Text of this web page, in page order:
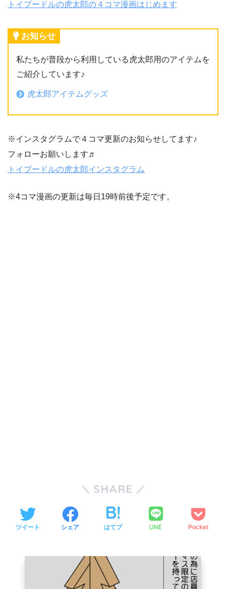
トイプードルの虎太郎の４コマ漫画はじめます
お知らせ
私たちが普段から利用している虎太郎用のアイテムを
ご紹介しています♪
虎太郎アイテムグッズ
※インスタグラムで４コマ更新のお知らせしてます♪
フォローお願いします♬
トイプードルの虎太郎インスタグラム
※4コマ漫画の更新は毎日19時前後予定です。
SHARE
ツイート シェア はてブ LINE Pocket